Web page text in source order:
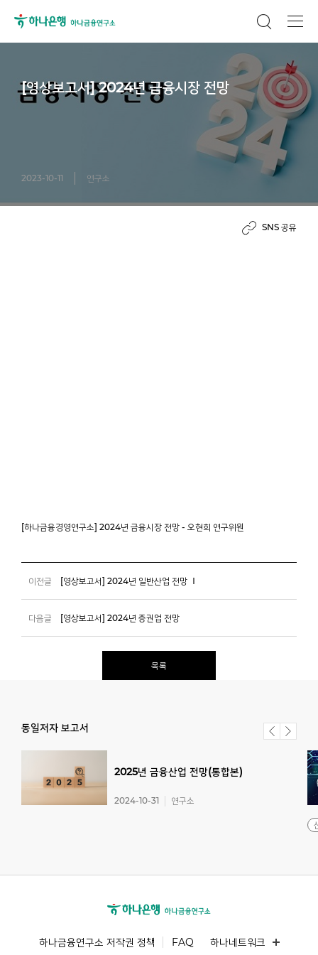
[영상보고서] 2024년 금융시장 전망
2023-10-11 연구소
SNS 공유
[하나금융경영연구소] 2024년 금융시장 전망 - 오현희 연구위원
이전글 [영상보고서] 2024년 일반산업 전망 Ⅰ
다음글 [영상보고서] 2024년 증권업 전망
목록
동일저자 보고서
2025년 금융산업 전망(통합본)
2024-10-31 연구소
하나금융연구소 저작권 정책 FAQ 하나네트워크